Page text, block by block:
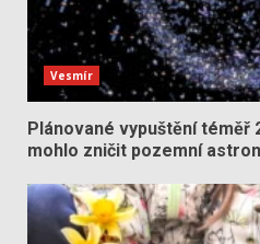
Vesmír
Plánované vypuštění téměř
mohlo zničit pozemní